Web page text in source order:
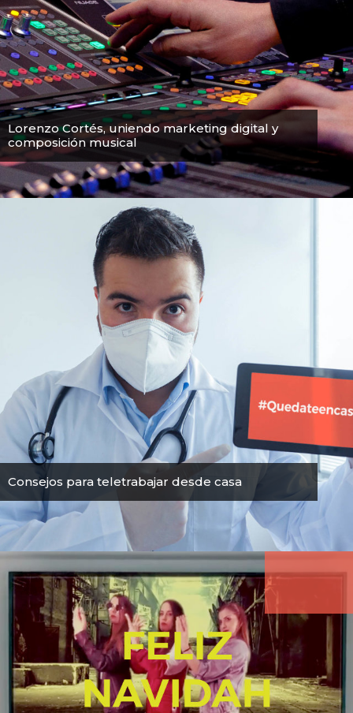
Lorenzo Cortés, uniendo marketing digital y
composición musical
Consejos para teletrabajar desde casa